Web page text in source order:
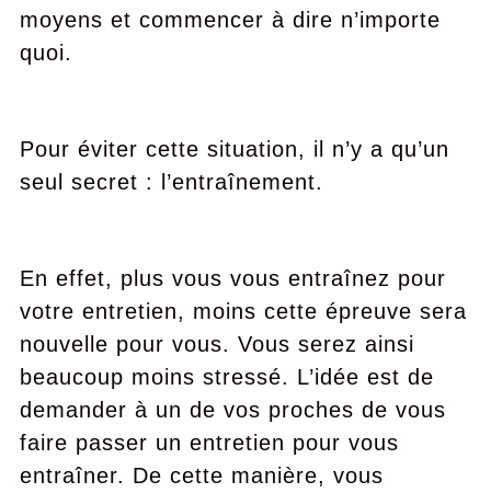
moyens et commencer à dire n’importe
quoi.
Pour éviter cette situation, il n’y a qu’un
seul secret : l’entraînement.
En effet, plus vous vous entraînez pour
votre entretien, moins cette épreuve sera
nouvelle pour vous. Vous serez ainsi
beaucoup moins stressé. L’idée est de
demander à un de vos proches de vous
faire passer un entretien pour vous
entraîner. De cette manière, vous